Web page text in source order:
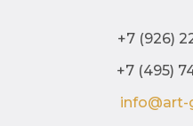
+7 (926)
+7 (495)
info@art-